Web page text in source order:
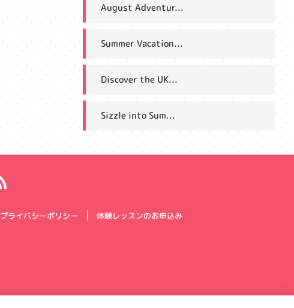
August Adventur...
Summer Vacation...
Discover the UK...
Sizzle into Sum...
プライバシーポリシー 体験レッスンのお申込み